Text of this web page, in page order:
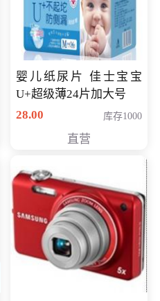
婴儿纸尿片 佳士宝宝
U+超级薄24片加大号
28.00
库存1000
直营